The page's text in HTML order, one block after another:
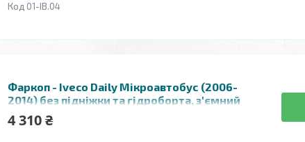
01-ІВ.04
Фаркоп - Iveco Daily Мікроавтобус (2006-
2014) без підніжки та гідроборта, з'ємний
литий на 2 болтах на пластині
4 310 ₴